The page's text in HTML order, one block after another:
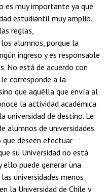
es muy importante ya que
estudiantil muy amplio.
reglas,
alumnos, porque la
ingreso y es responsable
No está de acuerdo con
corresponde a la
que aquélla que envía al
la actividad académica
universidad de destino. Le
alumnos de universidades
que deseen efectuar
su Universidad no está
ello puede generar una
universidades menos
la Universidad de Chile y